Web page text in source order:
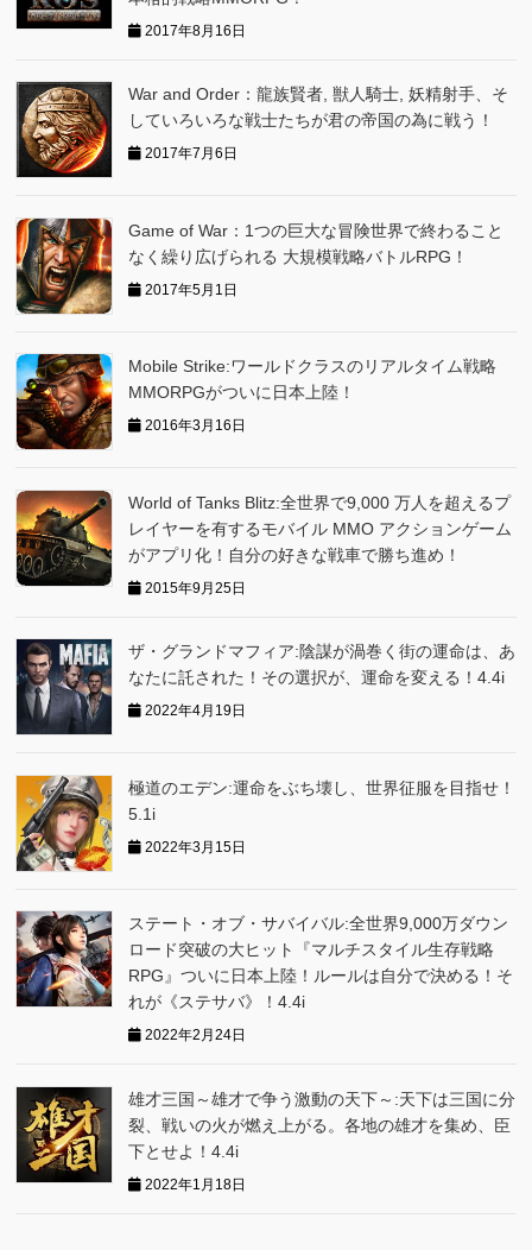
2017年8月16日
War and Order：龍族賢者, 獣人騎士, 妖精射手、そ
していろいろな戦士たちが君の帝国の為に戦う！
2017年7月6日
Game of War：1つの巨大な冒険世界で終わること
なく繰り広げられる 大規模戦略バトルRPG！
2017年5月1日
Mobile Strike:ワールドクラスのリアルタイム戦略
MMORPGがついに日本上陸！
2016年3月16日
World of Tanks Blitz:全世界で9,000 万人を超えるプ
レイヤーを有するモバイル MMO アクションゲーム
がアプリ化！自分の好きな戦車で勝ち進め！
2015年9月25日
ザ・グランドマフィア:陰謀が渦巻く街の運命は、あ
なたに託された！その選択が、運命を変える！4.4i
2022年4月19日
極道のエデン:運命をぶち壊し、世界征服を目指せ！
5.1i
2022年3月15日
ステート・オブ・サバイバル:全世界9,000万ダウン
ロード突破の大ヒット『マルチスタイル生存戦略
RPG』ついに日本上陸！ルールは自分で決める！そ
れが《ステサバ》！4.4i
2022年2月24日
雄才三国～雄才で争う激動の天下～:天下は三国に分
裂、戦いの火が燃え上がる。各地の雄才を集め、臣
下とせよ！4.4i
2022年1月18日